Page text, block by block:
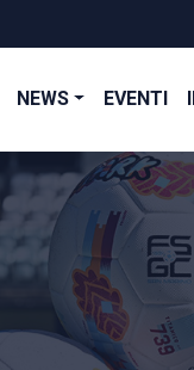
NEWS EVENTI